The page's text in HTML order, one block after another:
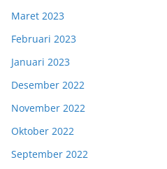
Maret 2023
Februari 2023
Januari 2023
Desember 2022
November 2022
Oktober 2022
September 2022